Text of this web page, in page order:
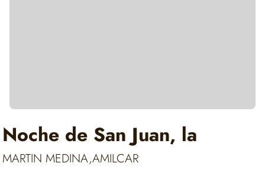
Noche de San Juan, la
MARTIN MEDINA,AMILCAR